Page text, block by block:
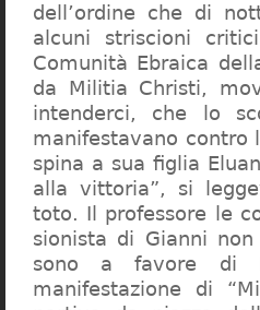
dell’ordine che di
alcuni striscioni
Comunità Ebraica
da Militia Christi,
intenderci, che lo
manifestavano contro
spina a sua figlia
alla vittoria”, si
toto. Il professore le
sionista di Gianni
sono a favore di
manifestazione di